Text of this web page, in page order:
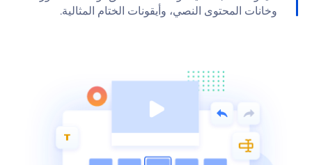
وخانات المحتوى النصي، وأيقونات الختام المثالية.